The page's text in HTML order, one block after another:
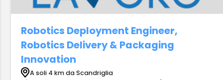
Robotics Deployment Engineer,
Robotics Delivery & Packaging
Innovation
A soli 4 km da Scandriglia